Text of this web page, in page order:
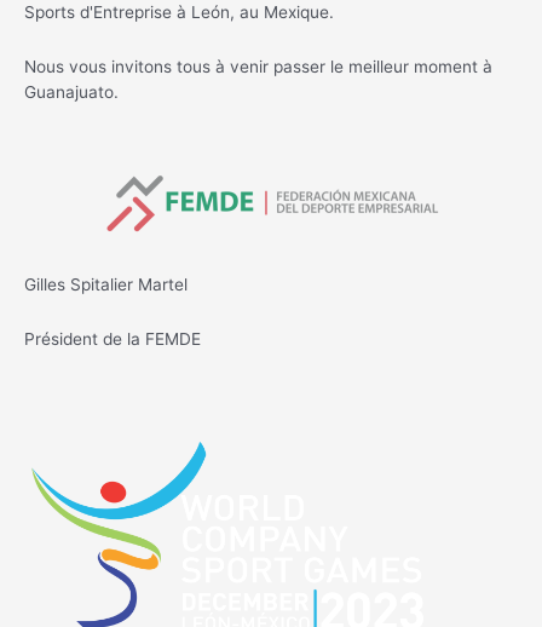
Sports d'Entreprise à León, au Mexique.
Nous vous invitons tous à venir passer le meilleur moment à
Guanajuato.
Gilles Spitalier Martel
Président de la FEMDE